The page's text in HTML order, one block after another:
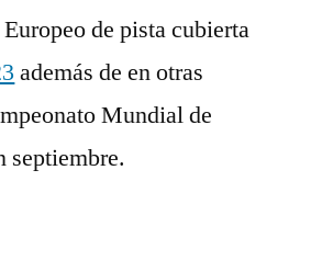
de pista cubierta
además de en otras
Mundial de
septiembre.